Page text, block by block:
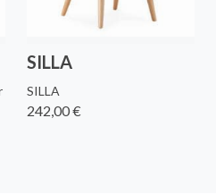
SILLA
SILLA
242,00 €